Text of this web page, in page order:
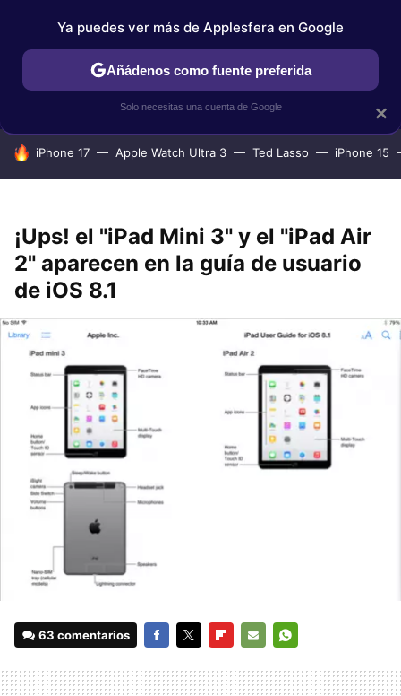
IPHONE TUTORIALES APPLESFERA SELECCIÓN
HOY SE HABLA DE
iPhone 17 Apple Watch Ultra 3 Ted Lasso iPhone 15
¡Ups! el "iPad Mini 3" y el "iPad Air
2" aparecen en la guía de usuario
de iOS 8.1
63 comentarios
MAIL
×
Ya puedes ver más de Applesfera en Google
Añádenos como fuente preferida
Solo necesitas una cuenta de Google